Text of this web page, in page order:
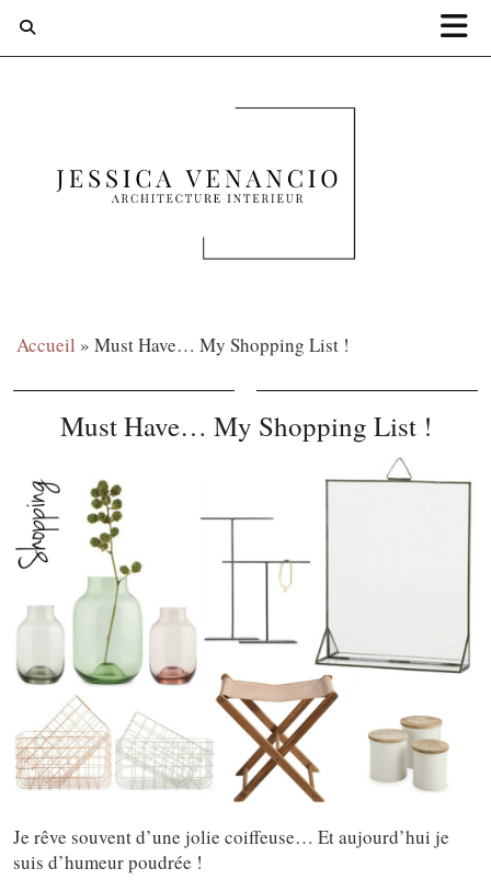
Accueil » Must Have… My Shopping List !
Must Have… My Shopping List !
Je rêve souvent d’une jolie coiffeuse… Et aujourd’hui je
suis d’humeur poudrée !